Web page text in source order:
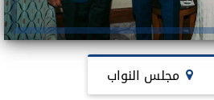
مجلس النواب